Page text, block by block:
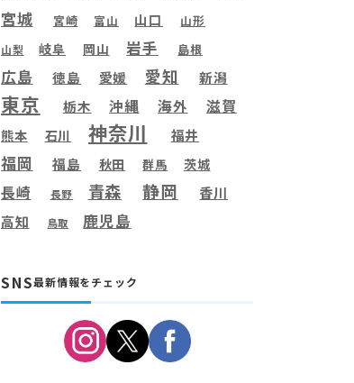
宮城 宮崎 富山 山口 山形
山梨 岐阜 岡山 岩手 島根
広島 徳島 愛媛 愛知 新潟
東京 栃木 沖縄 海外 滋賀
熊本 石川 神奈川 福井
福岡 福島 秋田 群馬 茨城
長崎 長野 青森 静岡 香川
高知 鳥取 鹿児島
SNS最新情報をチェック